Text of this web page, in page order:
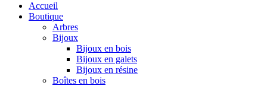
Accueil
Boutique
Arbres
Bijoux
Bijoux en bois
Bijoux en galets
Bijoux en résine
Boîtes en bois